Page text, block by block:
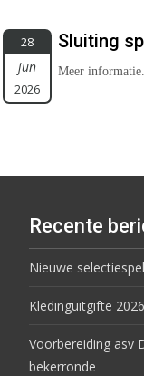
28
jun
2026
Sluiting
Meer
Recente
Nieuwe
Kledinguitgifte
Voorbereiding asv
bekerronde